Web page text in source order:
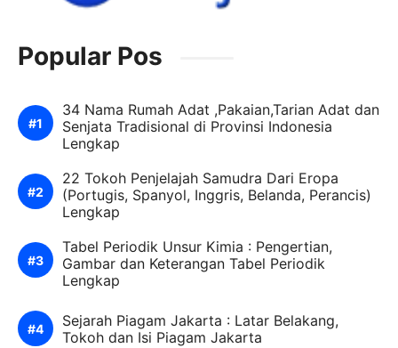
Popular Pos
34 Nama Rumah Adat ,Pakaian,Tarian Adat dan
Senjata Tradisional di Provinsi Indonesia
Lengkap
22 Tokoh Penjelajah Samudra Dari Eropa
(Portugis, Spanyol, Inggris, Belanda, Perancis)
Lengkap
Tabel Periodik Unsur Kimia : Pengertian,
Gambar dan Keterangan Tabel Periodik
Lengkap
Sejarah Piagam Jakarta : Latar Belakang,
Tokoh dan Isi Piagam Jakarta